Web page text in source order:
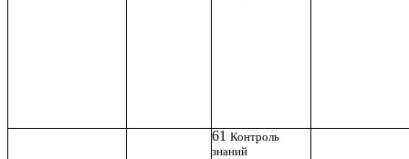
61 Контроль
знаний